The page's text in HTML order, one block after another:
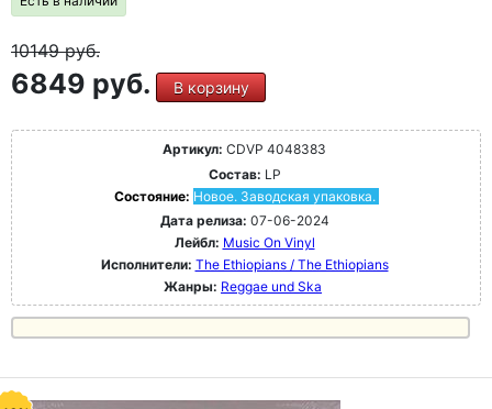
10149руб.
6849 руб. В корзину
Артикул: CDVP 4048383
Состав: LP
Состояние: Новое. Заводская упаковка.
Дата релиза: 07-06-2024
Лейбл: Music On Vinyl
Исполнители: The Ethiopians / The Ethiopians
Жанры: Reggae und Ska